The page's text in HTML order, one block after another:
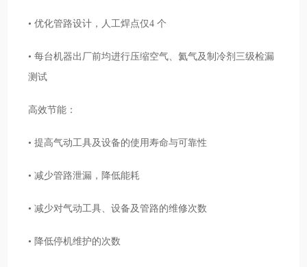
• 优化管路设计，人工焊点仅4 个
• 每台机器出厂前均进行压缩空气、氦气及制冷剂三级检漏
测试
高效节能：
• 提高气动工具及设备的使用寿命与可靠性
• 减少管路泄漏，降低能耗
• 减少对气动工具、设备及管路的维修次数
• 降低停机维护的次数